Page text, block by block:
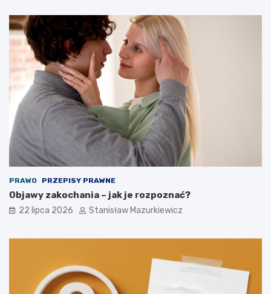
PRAWO PRZEPISY PRAWNE
Objawy zakochania – jak je rozpoznać?
22 lipca 2026 Stanisław Mazurkiewicz